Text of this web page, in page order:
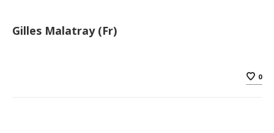
Gilles Malatray (Fr)
0